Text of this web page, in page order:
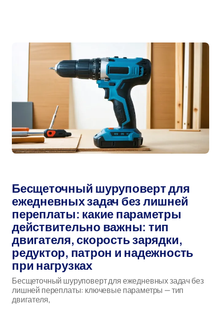
Бесщеточный шуруповерт для
ежедневных задач без лишней
переплаты: какие параметры
действительно важны: тип
двигателя, скорость зарядки,
редуктор, патрон и надежность
при нагрузках
Бесщеточный шуруповерт для ежедневных задач без
лишней переплаты: ключевые параметры — тип
двигателя,